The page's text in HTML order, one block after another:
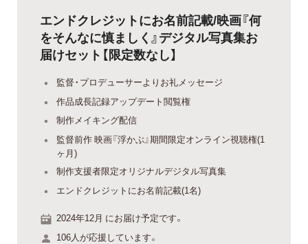
エンドクレジットにお名前記載/映画『何
をそんなに慎ましく』デジタル写真集お
届けセット【限定数なし】
監督・プロデューサーよりお礼メッセージ
作品成長記録アップデート閲覧権
制作メイキング配信
監督前作 映画『浮かぶ』期間限定オンライン視聴権(1
ヶ月)
制作支援者限定オリジナルデジタル写真集
エンドクレジットにお名前記載(1名)
2024年12月 にお届け予定です。
106人が応援しています。